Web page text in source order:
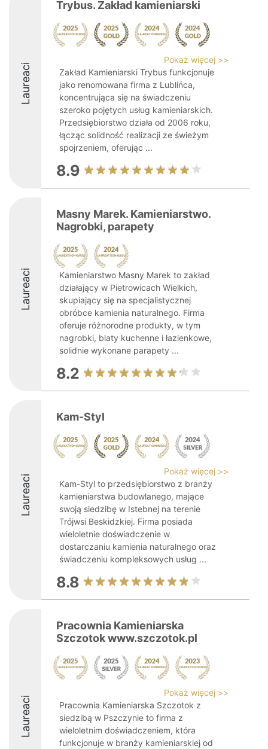
Laureaci
Trybus. Zakład kamieniarski
Pokaż więcej >>
Zakład Kamieniarski Trybus funkcjonuje
jako renomowana firma z Lublińca,
koncentrująca się na świadczeniu
szeroko pojętych usług kamieniarskich.
Przedsiębiorstwo działa od 2006 roku,
łącząc solidność realizacji ze świeżym
spojrzeniem, oferując ...
8.9
Laureaci
Masny Marek. Kamieniarstwo.
Nagrobki, parapety
Kamieniarstwo Masny Marek to zakład
działający w Pietrowicach Wielkich,
skupiający się na specjalistycznej
obróbce kamienia naturalnego. Firma
oferuje różnorodne produkty, w tym
nagrobki, blaty kuchenne i łazienkowe,
solidnie wykonane parapety ...
8.2
Laureaci
Kam-Styl
Pokaż więcej >>
Kam-Styl to przedsiębiorstwo z branży
kamieniarstwa budowlanego, mające
swoją siedzibę w Istebnej na terenie
Trójwsi Beskidzkiej. Firma posiada
wieloletnie doświadczenie w
dostarczaniu kamienia naturalnego oraz
świadczeniu kompleksowych usług ...
8.8
Laureaci
Pracownia Kamieniarska
Szczotok www.szczotok.pl
Pokaż więcej >>
Pracownia Kamieniarska Szczotok z
siedzibą w Pszczynie to firma z
wieloletnim doświadczeniem, która
funkcjonuje w branży kamieniarskiej od